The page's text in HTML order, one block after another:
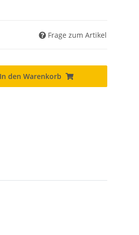
Frage zum Artikel
In den Warenkorb